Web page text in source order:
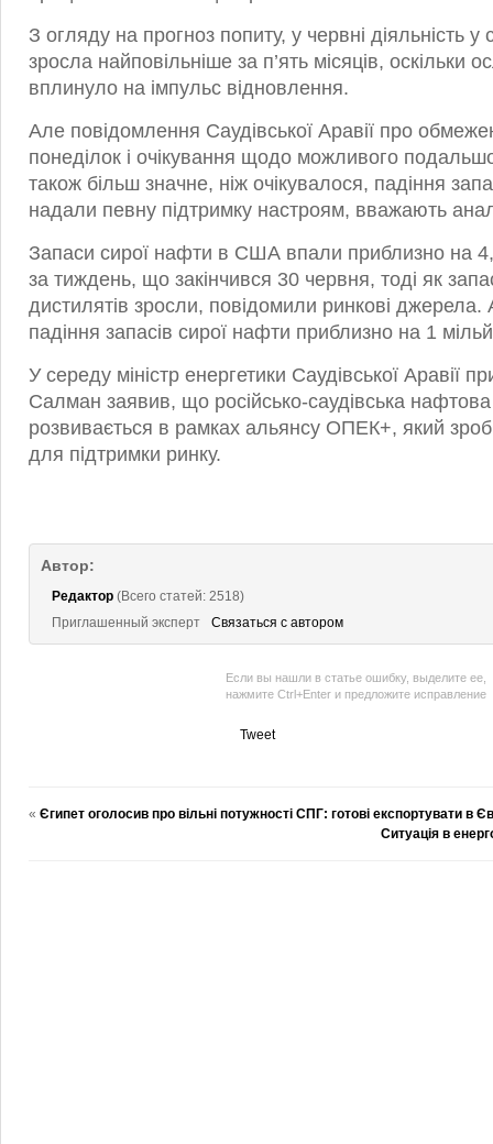
З огляду на прогноз попиту, у червні діяльність у
зросла найповільніше за п’ять місяців, оскільки
вплинуло на імпульс відновлення.
Але повідомлення Саудівської Аравії про
понеділок і очікування щодо можливого
також більш значне, ніж очікувалося, падіння
надали певну підтримку настроям, вважають
Запаси сирої нафти в США впали приблизно на
за тиждень, що закінчився 30 червня, тоді як
дистилятів зросли, повідомили ринкові джерела.
падіння запасів сирої нафти приблизно на 1
У середу міністр енергетики Саудівської Аравії
Салман заявив, що російсько-саудівська
розвивається в рамках альянсу ОПЕК+, який
для підтримки ринку.
Автор:
Редактор (Всего статей: 2518)
Приглашенный эксперт
Связаться с автором
Если вы нашли в статье ошибку, выделите ее,
нажмите Ctrl+Enter и предложите исправление
Tweet
« Єгипет оголосив про вільні потужності СПГ: готові експортувати в
Ситуація в